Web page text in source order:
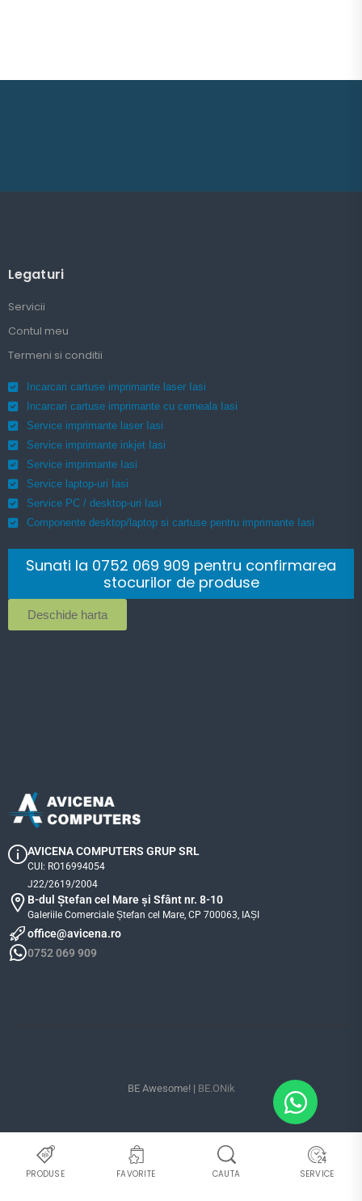
AVICENA COMPUTERS GRUP SRL
CUI: RO16994054
J22/2619/2004
B-dul Ștefan cel Mare și Sfânt nr. 8-10
Galeriile Comerciale Ștefan cel Mare, CP 700063, IAȘI
office@avicena.ro
0752 069 909
Legaturi
Servicii
Contul meu
Termeni si conditii
Incarcari cartuse imprimante laser Iasi
Incarcari cartuse imprimante cu cerneala Iasi
Service imprimante laser Iasi
Service imprimante inkjet Iasi
Service imprimante Iasi
Service laptop-uri Iasi
Service PC / desktop-uri Iasi
Componente desktop/laptop si cartuse pentru imprimante Iasi
Sunati la 0752 069 909 pentru confirmarea
stocurilor de produse
Deschide harta
BE Awesome! | BE.ONik
PRODUSE FAVORITE CAUTA SERVICE